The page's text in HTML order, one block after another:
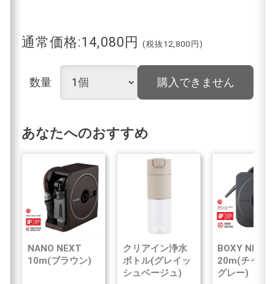
通常価格:14,080円 (税抜12,800円)
数量 購入できません
あなたへのおすすめ
NANO NEXT
10m(ブラウン)
クリアイン浄水
ボトル(グレイッ
シュベージュ)
BOXY NEXT
20m(チャコ
グレー)